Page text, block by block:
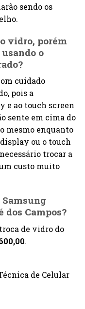
sendo os
vidro, porém
o
cuidado
pois a
e ao touch screen
sente em cima do
mesmo enquanto
ou o touch
trocar a
custo muito
dos Campos?
de vidro do
.
de Celular